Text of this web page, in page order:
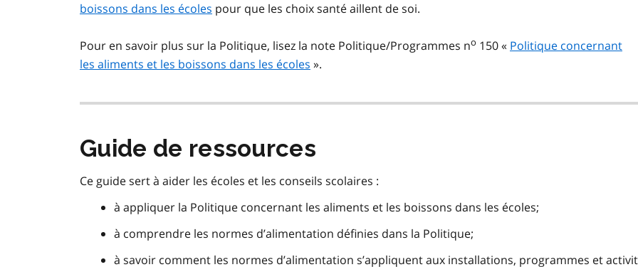
boissons dans les écoles pour que les choix santé aillent de soi.
Pour en savoir plus sur la Politique, lisez la note Politique/Programmes no 150 « Politique concernant
les aliments et les boissons dans les écoles ».
Guide de ressources
Ce guide sert à aider les écoles et les conseils scolaires :
à appliquer la Politique concernant les aliments et les boissons dans les écoles;
à comprendre les normes d’alimentation définies dans la Politique;
à savoir comment les normes d’alimentation s’appliquent aux installations, programmes et